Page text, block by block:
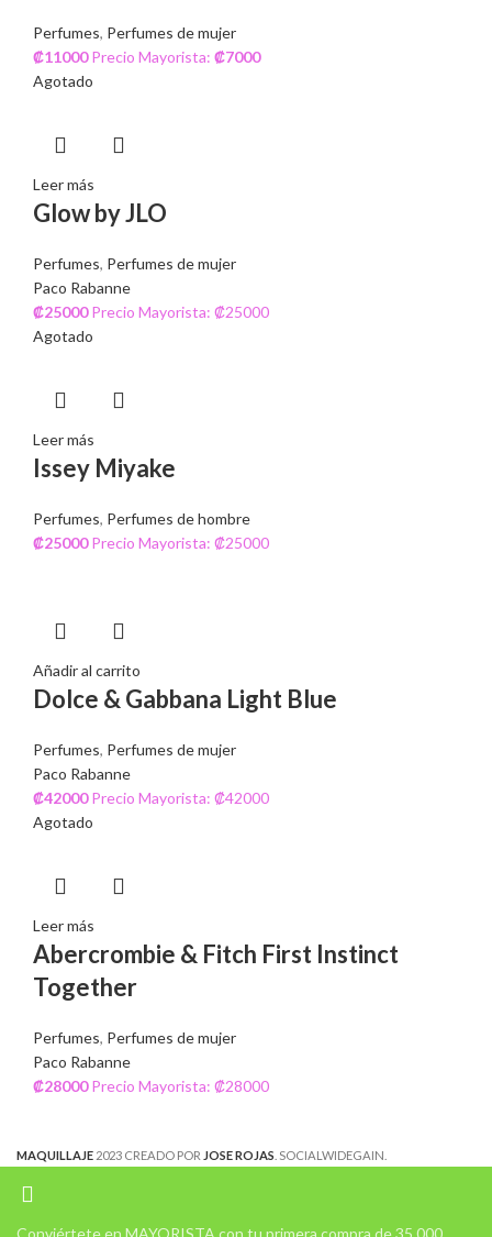
Perfumes, Perfumes de mujer
₡11000 Precio Mayorista: ₡7000
Agotado
Leer más
Glow by JLO
Perfumes, Perfumes de mujer
Paco Rabanne
₡25000 Precio Mayorista: ₡25000
Agotado
Leer más
Issey Miyake
Perfumes, Perfumes de hombre
₡25000 Precio Mayorista: ₡25000
Añadir al carrito
Dolce & Gabbana Light Blue
Perfumes, Perfumes de mujer
Paco Rabanne
₡42000 Precio Mayorista: ₡42000
Agotado
Leer más
Abercrombie & Fitch First Instinct
Together
Perfumes, Perfumes de mujer
Paco Rabanne
₡28000 Precio Mayorista: ₡28000
MAQUILLAJE 2023 CREADO POR JOSE ROJAS . SOCIALWIDEGAIN.
Conviértete en MAYORISTA con tu primera compra de 35.000